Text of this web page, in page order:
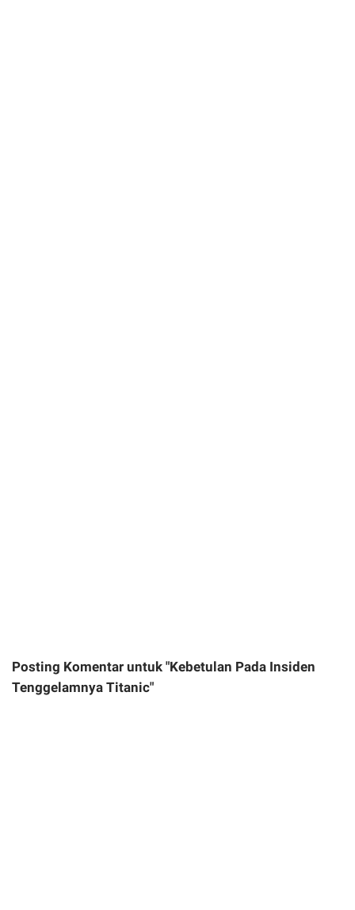
Posting Komentar untuk "Kebetulan Pada Insiden
Tenggelamnya Titanic"